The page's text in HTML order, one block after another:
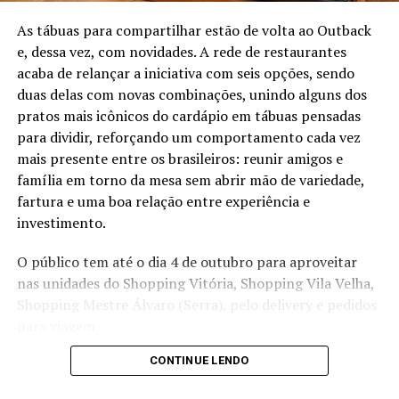
As tábuas para compartilhar estão de volta ao Outback
e, dessa vez, com novidades. A rede de restaurantes
acaba de relançar a iniciativa com seis opções, sendo
duas delas com novas combinações, unindo alguns dos
pratos mais icônicos do cardápio em tábuas pensadas
para dividir, reforçando um comportamento cada vez
mais presente entre os brasileiros: reunir amigos e
família em torno da mesa sem abrir mão de variedade,
fartura e uma boa relação entre experiência e
investimento.
O público tem até o dia 4 de outubro para aproveitar
nas unidades do Shopping Vitória, Shopping Vila Velha,
Shopping Mestre Álvaro (Serra), pelo delivery e pedidos
CONTINUE LENDO